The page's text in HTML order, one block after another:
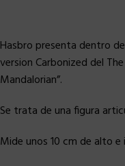
Hasbro presenta dentro
version Carbonized del
Mandalorian”.
Se trata de una figura
Mide unos 10 cm de alto